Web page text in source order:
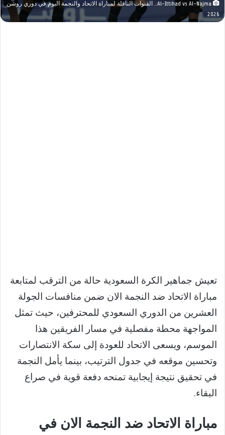
Al-Ittihad vs Al-Najma.. القنوات الناقلة لمباراة الاتحاد والنجمة اليوم في دوري روشن
2026
تعيش جماهير الكرة السعودية حالة من الترقب لمتابعة
مباراة الاتحاد ضد النجمة الان ضمن منافسات الجولة
العشرين من الدوري السعودي للمحترفين، حيث تمثل
المواجهة محطة مفصلية في مسار الفريقين هذا
الموسم، ويسعى الاتحاد للعودة إلى سكة الانتصارات
وتحسين موقعه في جدول الترتيب، بينما يأمل النجمة
في تحقيق نتيجة إيجابية تمنحه دفعة قوية في صراع
البقاء.
مباراة الاتحاد ضد النجمة الان في